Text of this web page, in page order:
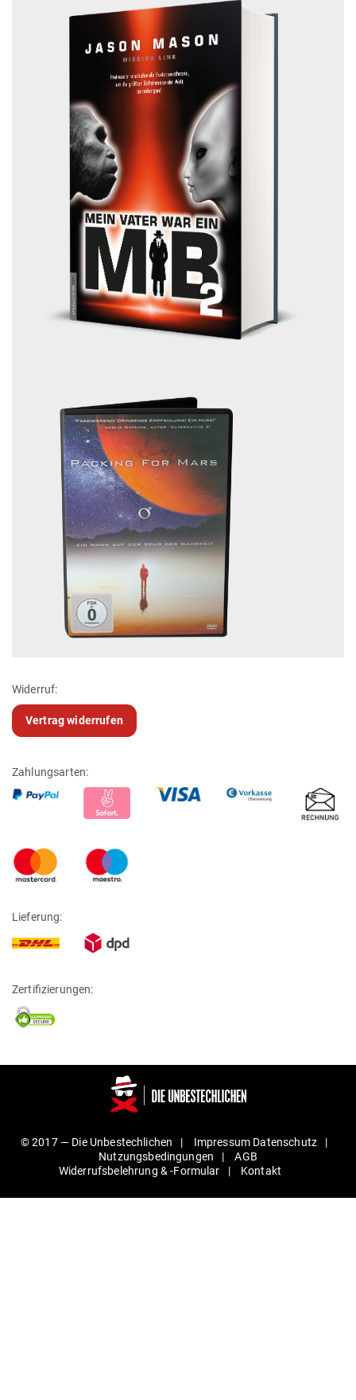
Widerruf:
Vertrag widerrufen
Zahlungsarten:
Lieferung:
Zertifizierungen:
© 2017 — Die Unbestechlichen Impressum Daten­schutz
Nut­zungs­be­din­gungen
AGB
Wider­rufs­be­lehrung & ‑For­mular
Kontakt